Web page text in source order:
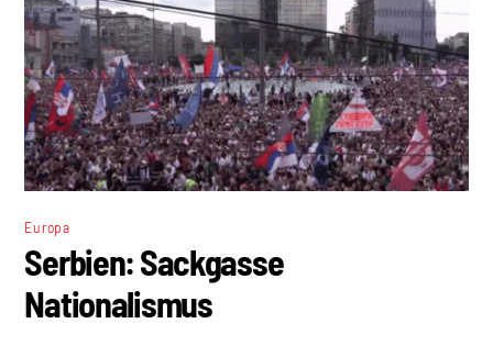
Europa
Serbien: Sackgasse
Nationalismus